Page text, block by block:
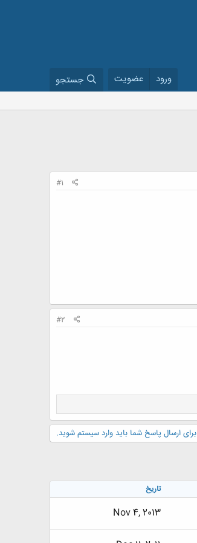
ورود عضویت جستجو
#1
#2
برای ارسال پاسخ شما باید وارد سیستم شوید.
تاریخ
Nov 4, 2013